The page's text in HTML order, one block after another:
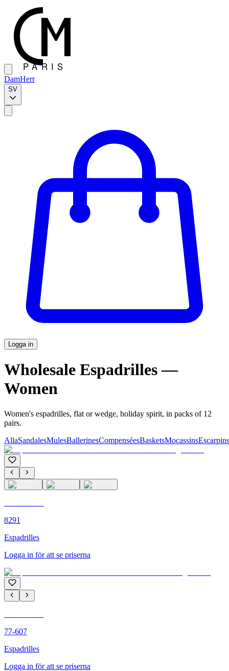
DamHerr
SV
Logga in
Wholesale Espadrilles —
Women
Women's espadrilles, flat or wedge, holiday spirit, in packs of 12
pairs.
AllaSandalesMulesBallerinesCompenséesBasketsMocassinsEscarpins
8291
Espadrilles
Logga in för att se priserna
77-607
Espadrilles
Logga in för att se priserna